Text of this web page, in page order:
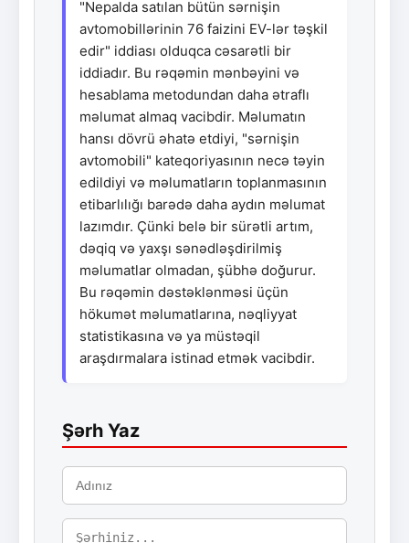
"Nepalda satılan bütün sərnişin
avtomobillərinin 76 faizini EV-lər təşkil
edir" iddiası olduqca cəsarətli bir
iddiadır. Bu rəqəmin mənbəyini və
hesablama metodundan daha ətraflı
məlumat almaq vacibdir. Məlumatın
hansı dövrü əhatə etdiyi, "sərnişin
avtomobili" kateqoriyasının necə təyin
edildiyi və məlumatların toplanmasının
etibarlılığı barədə daha aydın məlumat
lazımdır. Çünki belə bir sürətli artım,
dəqiq və yaxşı sənədləşdirilmiş
məlumatlar olmadan, şübhə doğurur.
Bu rəqəmin dəstəklənməsi üçün
hökumət məlumatlarına, nəqliyyat
statistikasına və ya müstəqil
araşdırmalara istinad etmək vacibdir.
Şərh Yaz